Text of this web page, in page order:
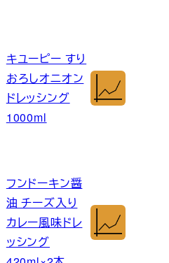
キユーピー すり
おろしオニオン
ドレッシング
1000ml
フンドーキン醤
油 チーズ入り
カレー風味ドレ
ッシング